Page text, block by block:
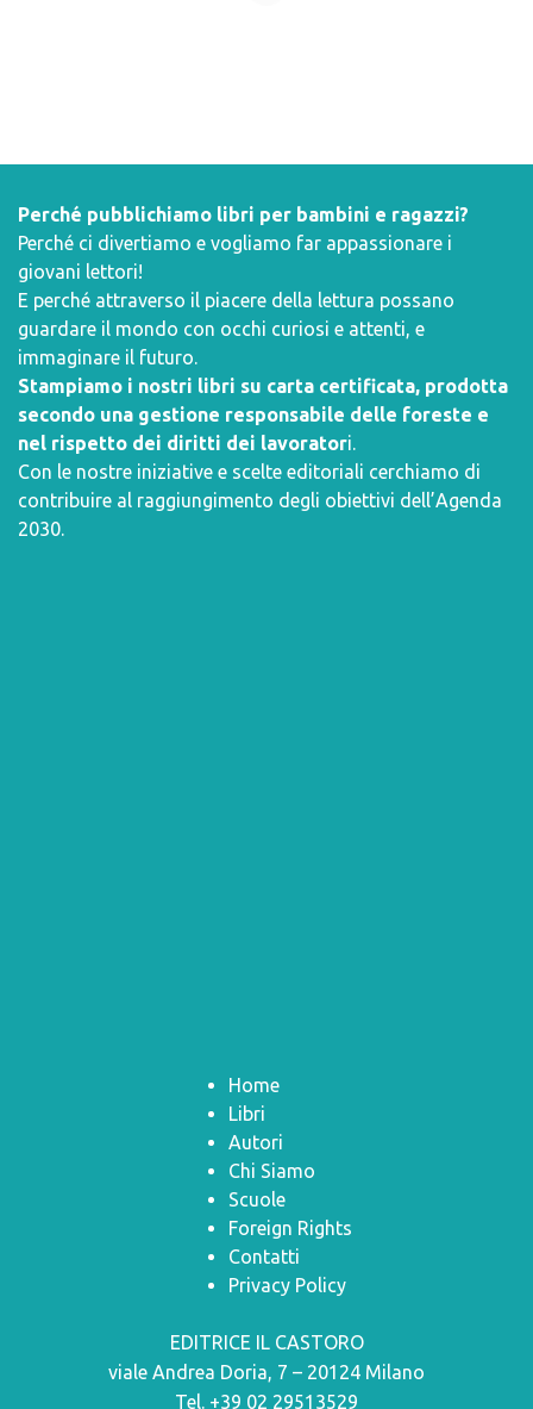
Perché pubblichiamo libri per bambini e ragazzi?
Perché ci divertiamo e vogliamo far appassionare i
giovani lettori!
E perché attraverso il piacere della lettura possano
guardare il mondo con occhi curiosi e attenti, e
immaginare il futuro.
Stampiamo i nostri libri su carta certificata, prodotta
secondo una gestione responsabile delle foreste e
nel rispetto dei diritti dei lavoratori.
Con le nostre iniziative e scelte editoriali cerchiamo di
contribuire al raggiungimento degli obiettivi dell’Agenda
2030.
Home
Libri
Autori
Chi Siamo
Scuole
Foreign Rights
Contatti
Privacy Policy
EDITRICE IL CASTORO
viale Andrea Doria, 7 – 20124 Milano
Tel. +39 02 29513529